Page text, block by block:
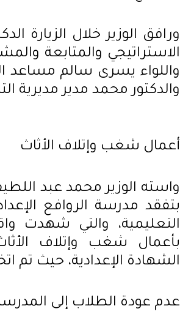
ورافق الوزير خلال الزيارة
الاستراتيجي والمتابعة
واللواء يسرى سالم مساعد
والدكتور محمد مدير مديرية
أعمال شغب وإتلاف الأثاث
واسته الوزير محمد عبد
بتفقد مدرسة الروافع
التعليمية، والتي شهدت
بأعمال شغب وإتلاف
الشهادة الإعدادية، حيث تم
عدم عودة الطلاب إلى